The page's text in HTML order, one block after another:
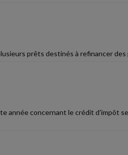
prêts destinés à refinancer
concernant le crédit d'impôt